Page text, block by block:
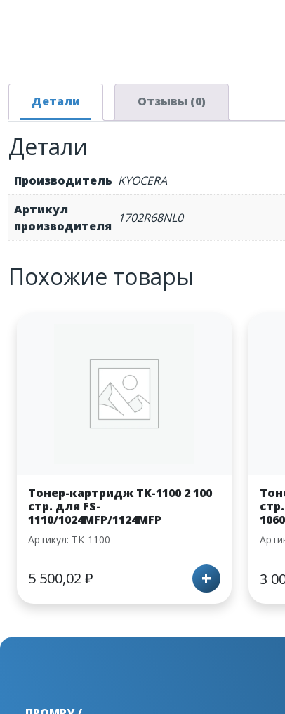
Детали Отзывы (0)
Детали
Производитель KYOCERA
Артикул
производителя
1702R68NL0
Похожие товары
Тонер-картридж TK-1100 2 100
стр. для FS-
1110/1024MFP/1124MFP
Артикул: TK-1100
5 500,02 ₽ + 3